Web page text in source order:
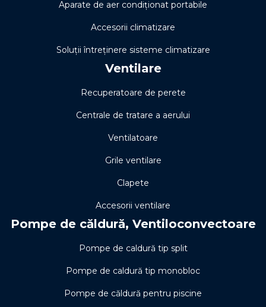
Aparate de aer condiționat portabile
Accesorii climatizare
Soluţii întreţinere sisteme climatizare
Ventilare
Recuperatoare de perete
Centrale de tratare a aerului
Ventilatoare
Grile ventilare
Clapete
Accesorii ventilare
Pompe de căldură, Ventiloconvectoare
Pompe de caldură tip split
Pompe de caldură tip monobloc
Pompe de căldură pentru piscine